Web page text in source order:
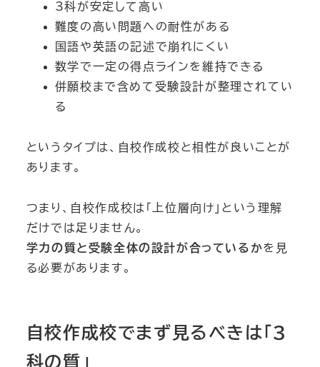
3科が安定して高い
難度の高い問題への耐性がある
国語や英語の記述で崩れにくい
数学で一定の得点ラインを維持できる
併願校まで含めて受験設計が整理されてい
る
というタイプは、自校作成校と相性が良いことが
あります。
つまり、自校作成校は「上位層向け」という理解
だけでは足りません。
学力の質と受験全体の設計が合っているかを見
る必要があります。
自校作成校でまず見るべきは「3
科の質」